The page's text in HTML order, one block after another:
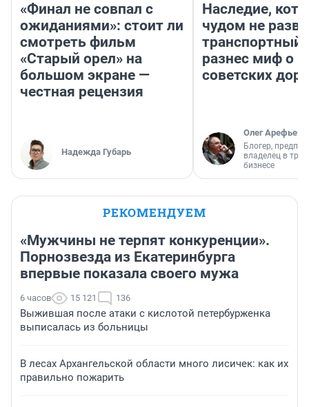
«Финал не совпал с
ожиданиями»: стоит ли
смотреть фильм
«Старый орел» на
большом экране —
честная рецензия
Надежда Губарь
Наследие,
чудом не
транспортный
разнес миф о
советских
Олег Арефьев
Блогер,
владелец в
бизнесе
РЕКОМЕНДУЕМ
«Мужчины не терпят конкуренции».
Порнозвезда из Екатеринбурга
впервые показала своего мужа
6 часов 15 121 136
Выжившая после атаки с кислотой петербурженка
выписалась из больницы
В лесах Архангельской области много лисичек: как их
правильно пожарить